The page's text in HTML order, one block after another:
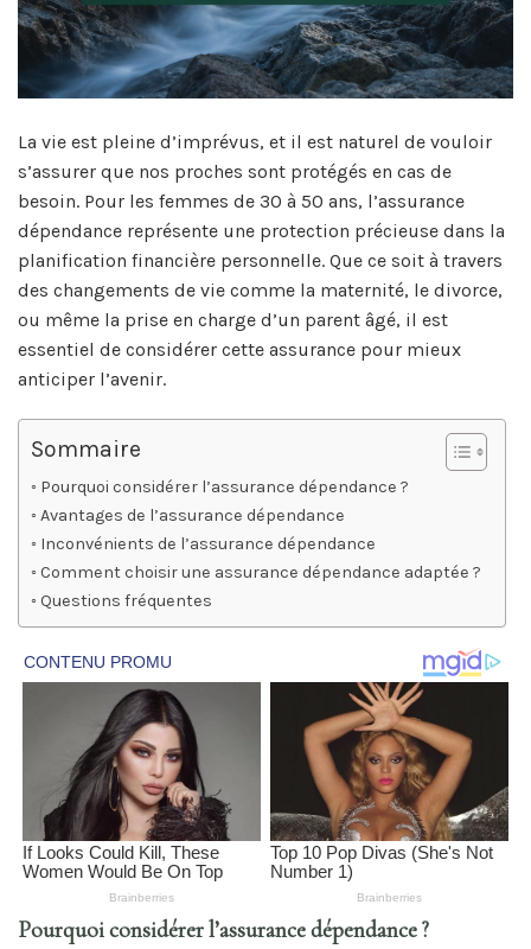
La vie est pleine d’imprévus, et il est naturel de vouloir
s’assurer que nos proches sont protégés en cas de
besoin. Pour les femmes de 30 à 50 ans, l’assurance
dépendance représente une protection précieuse dans la
planification financière personnelle. Que ce soit à travers
des changements de vie comme la maternité, le divorce,
ou même la prise en charge d’un parent âgé, il est
essentiel de considérer cette assurance pour mieux
anticiper l’avenir.
Sommaire
Pourquoi considérer l’assurance dépendance ?
Avantages de l’assurance dépendance
Inconvénients de l’assurance dépendance
Comment choisir une assurance dépendance adaptée ?
Questions fréquentes
Pourquoi considérer l’assurance dépendance ?